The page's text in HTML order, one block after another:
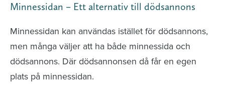
Minnessidan – Ett alternativ till dödsannons
Minnessidan kan användas istället för dödsannons,
men många väljer att ha både minnessida och
dödsannons. Där dödsannonsen då får en egen
plats på minnessidan.